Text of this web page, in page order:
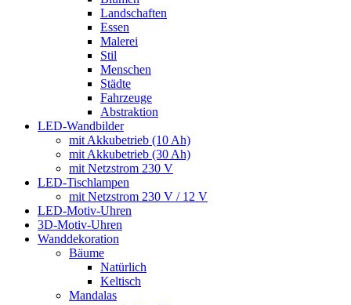
Landschaften
Essen
Malerei
Stil
Menschen
Städte
Fahrzeuge
Abstraktion
LED-Wandbilder
mit Akkubetrieb (10 Ah)
mit Akkubetrieb (30 Ah)
mit Netzstrom 230 V
LED-Tischlampen
mit Netzstrom 230 V / 12 V
LED-Motiv-Uhren
3D-Motiv-Uhren
Wanddekoration
Bäume
Natürlich
Keltisch
Mandalas